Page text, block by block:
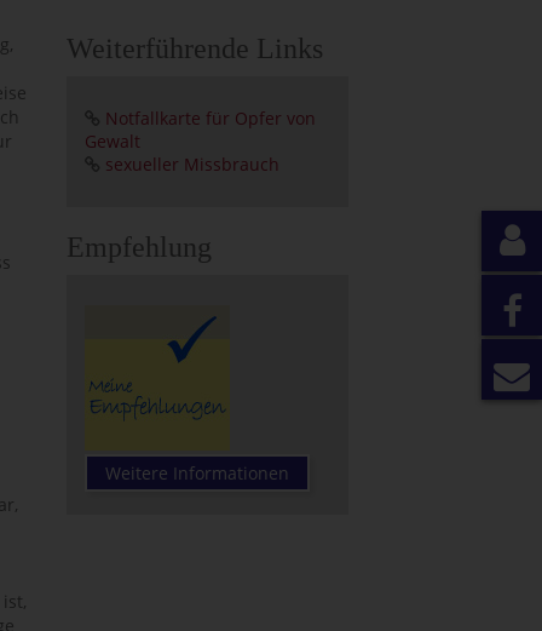
Weiterführende Links
Notfallkarte für Opfer von
Gewalt
sexueller Missbrauch
Empfehlung
Weitere Informationen